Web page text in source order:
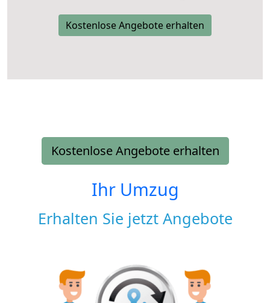
Kostenlose Angebote erhalten
Kostenlose Angebote erhalten
Ihr Umzug
Erhalten Sie jetzt Angebote